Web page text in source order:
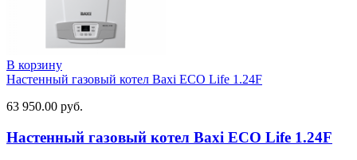
В корзину
Настенный газовый котел Baxi ECO Life 1.24F
63 950.00 руб.
Настенный газовый котел Baxi ECO Life 1.24F